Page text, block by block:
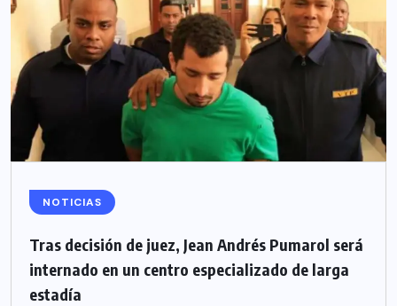
NOTICIAS
Tras decisión de juez, Jean Andrés Pumarol será
internado en un centro especializado de larga
estadía